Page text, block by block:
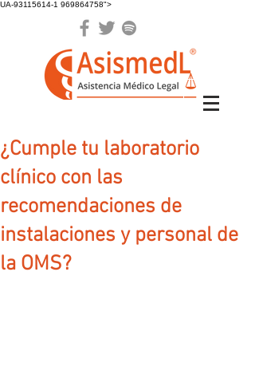
UA-93115614-1 969864758">
¿Cumple tu laboratorio
clínico con las
recomendaciones de
instalaciones y personal de
la OMS?